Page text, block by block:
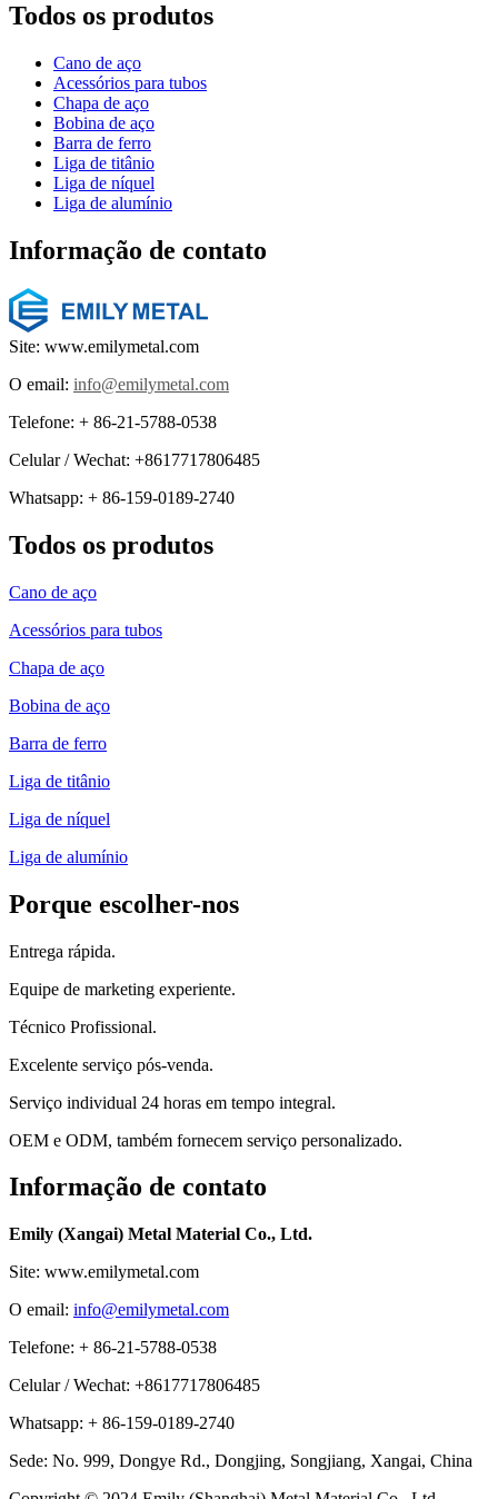
Todos os produtos
Cano de aço
Acessórios para tubos
Chapa de aço
Bobina de aço
Barra de ferro
Liga de titânio
Liga de níquel
Liga de alumínio
Informação de contato
Site: www.emilymetal.com
O email: info@emilymetal.com
Telefone: + 86-21-5788-0538
Celular / Wechat: +8617717806485
Whatsapp: + 86-159-0189-2740
Todos os produtos
Cano de aço
Acessórios para tubos
Chapa de aço
Bobina de aço
Barra de ferro
Liga de titânio
Liga de níquel
Liga de alumínio
Porque escolher-nos
Entrega rápida.
Equipe de marketing experiente.
Técnico Profissional.
Excelente serviço pós-venda.
Serviço individual 24 horas em tempo integral.
OEM e ODM, também fornecem serviço personalizado.
Informação de contato
Emily (Xangai) Metal Material Co., Ltd.
Site: www.emilymetal.com
O email: info@emilymetal.com
Telefone: + 86-21-5788-0538
Celular / Wechat: +8617717806485
Whatsapp: + 86-159-0189-2740
Sede: No. 999, Dongye Rd., Dongjing, Songjiang, Xangai, China